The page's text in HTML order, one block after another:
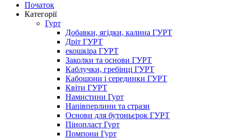
Початок
Категорії
Гурт
Добавки, ягідки, калина ГУРТ
Дріт ГУРТ
екошкіра ГУРТ
Заколки та основи ГУРТ
Каблучки, гребінці ГУРТ
Кабошони і серединки ГУРТ
Квіти ГУРТ
Намистини Гурт
Напівперлини та стрази
Основи для бутоньєрок ГУРТ
Пінопласт Гурт
Помпони Гурт